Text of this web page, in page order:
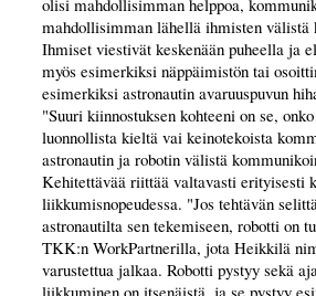
olisi mahdollisimman helppoa,
mahdollisimman lähellä ihmisten välistä
Ihmiset viestivät keskenään puheella ja
myös esimerkiksi näppäimistön tai
esimerkiksi astronautin avaruuspuvun
"Suuri kiinnostuksen kohteeni on se,
luonnollista kieltä vai keinotekoista
astronautin ja robotin välistä
Kehitettävää riittää valtavasti erityisesti
liikkumisnopeudessa. "Jos tehtävän
astronautilta sen tekemiseen, robotti on
TKK:n WorkPartnerilla, jota Heikkilä
varustettua jalkaa. Robotti pystyy sekä
liikkuminen on itsenäistä, ja se pystyy